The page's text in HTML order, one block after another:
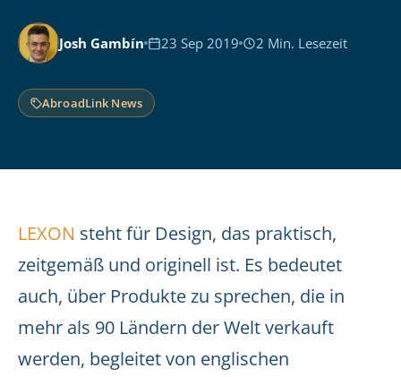
Josh Gambín 23 Sep 2019 2 Min. Lesezeit
AbroadLink News
LEXON steht für Design, das praktisch,
zeitgemäß und originell ist. Es bedeutet
auch, über Produkte zu sprechen, die in
mehr als 90 Ländern der Welt verkauft
werden, begleitet von englischen